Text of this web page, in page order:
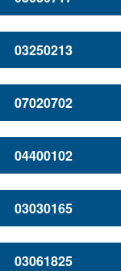
03250213
07020702
04400102
03030165
03061825